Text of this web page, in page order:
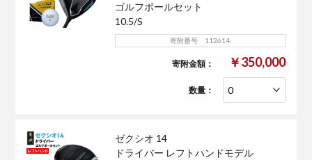
ゴルフボールセット
10.5/S
寄附番号 112614
寄附金額： ￥350,000
数量：
ゼクシオ 14
ドライバー レフトハンドモデル